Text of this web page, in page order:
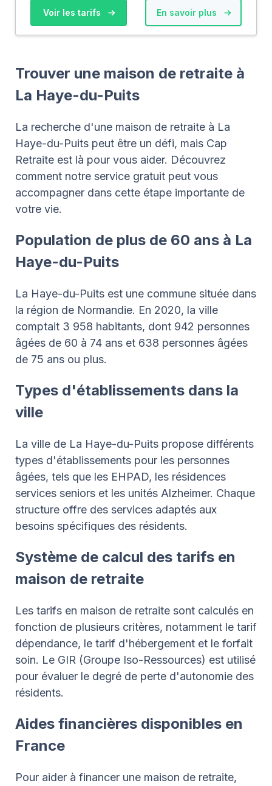
Voir les tarifs En savoir plus
Trouver une maison de retraite à
La Haye-du-Puits
La recherche d'une maison de retraite à La
Haye-du-Puits peut être un défi, mais Cap
Retraite est là pour vous aider. Découvrez
comment notre service gratuit peut vous
accompagner dans cette étape importante de
votre vie.
Population de plus de 60 ans à La
Haye-du-Puits
La Haye-du-Puits est une commune située dans
la région de Normandie. En 2020, la ville
comptait 3 958 habitants, dont 942 personnes
âgées de 60 à 74 ans et 638 personnes âgées
de 75 ans ou plus.
Types d'établissements dans la
ville
La ville de La Haye-du-Puits propose différents
types d'établissements pour les personnes
âgées, tels que les EHPAD, les résidences
services seniors et les unités Alzheimer. Chaque
structure offre des services adaptés aux
besoins spécifiques des résidents.
Système de calcul des tarifs en
maison de retraite
Les tarifs en maison de retraite sont calculés en
fonction de plusieurs critères, notamment le tarif
dépendance, le tarif d'hébergement et le forfait
soin. Le GIR (Groupe Iso-Ressources) est utilisé
pour évaluer le degré de perte d'autonomie des
résidents.
Aides financières disponibles en
France
Pour aider à financer une maison de retraite,